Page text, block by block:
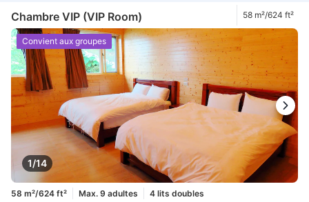
Chambre VIP (VIP Room) 58 m²/624 ft²
1/14
Convient aux groupes
58 m²/624 ft² Max. 9 adultes
4 lits doubles